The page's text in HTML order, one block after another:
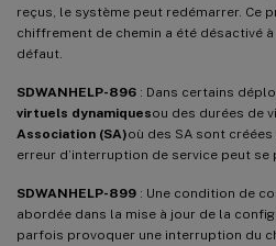
reçus, le système peut redémarrer. Ce
chiffrement de chemin a été désactivé
défaut.
SDWANHELP-896 : Dans certains
virtuels dynamiquesou des durées de
Association (SA)où des SA sont
erreur d’interruption de service peut se
SDWANHELP-899 : Une condition de
abordée dans la mise à jour de la
parfois provoquer une interruption du